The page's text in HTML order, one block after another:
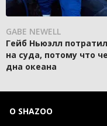
GABE NEWELL
Гейб Ньюэлл
на суда, потому что
дна океана
О SHAZOO